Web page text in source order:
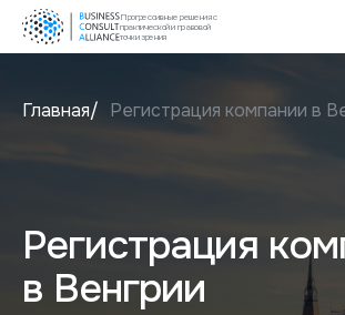
Прогрессивные решения с
практической и правовой
точки зрения
Главная Регистрация компании в
Регистрация
в Венгрии